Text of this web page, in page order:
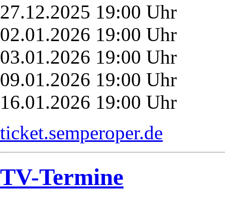
27.12.2025 19:00 Uhr
02.01.2026 19:00 Uhr
03.01.2026 19:00 Uhr
09.01.2026 19:00 Uhr
16.01.2026 19:00 Uhr
ticket.semperoper.de
TV-Termine